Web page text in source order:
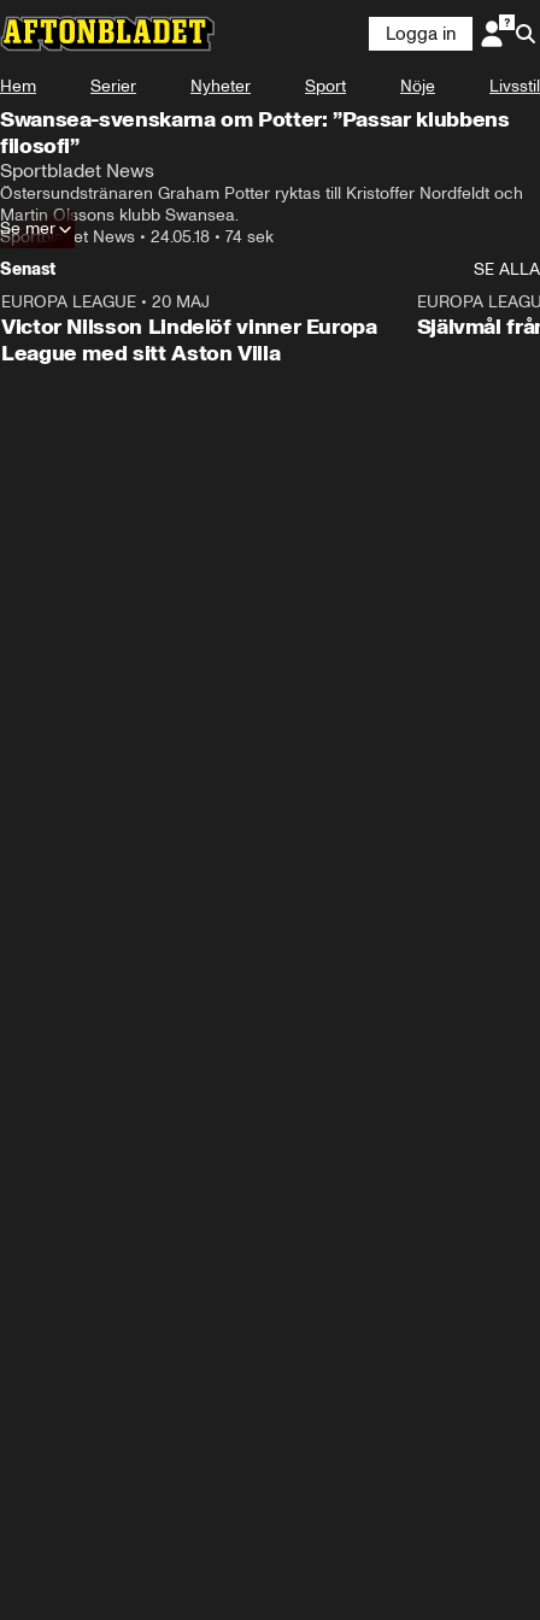
Logga in
Hem Serier Nyheter Sport Nöje Livsstil
Swansea-svenskarna om Potter: ”Passar klubbens
filosofi”
Sportbladet News
Östersundstränaren Graham Potter ryktas till Kristoffer Nordfeldt och
Martin Olssons klubb Swansea.
Sportbladet News • 24.05.18 • 74 sek
Se mer
Senast
SE ALLA
EUROPA LEAGUE • 20 MAJ
Victor Nilsson Lindelöf vinner Europa
League med sitt Aston Villa
EUROPA
Självmål